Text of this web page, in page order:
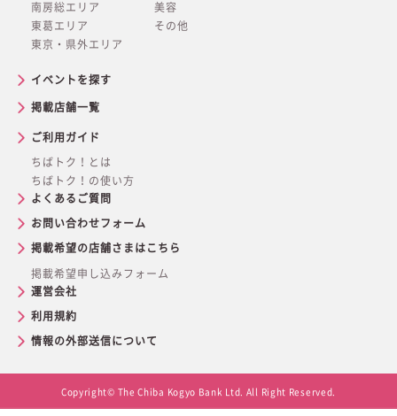
南房総エリア
東葛エリア
東京・県外エリア
美容
その他
イベントを探す
掲載店舗一覧
ご利用ガイド
ちばトク！とは
ちばトク！の使い方
よくあるご質問
お問い合わせフォーム
掲載希望の店舗さまはこちら
掲載希望申し込みフォーム
運営会社
利用規約
情報の外部送信について
Copyright© The Chiba Kogyo Bank Ltd. All Right Reserved.